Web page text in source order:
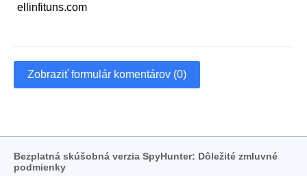
ellinfituns.com
Zobraziť formulár komentárov (0)
Bezplatná skúšobná verzia SpyHunter: Dôležité zmluvné
podmienky